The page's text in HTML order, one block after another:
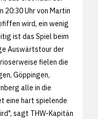
20:30 Uhr von Martin
wird, ein wenig
ist das Spiel beim
Auswärtstour der
fielen die
Göppingen,
alle in die
eine hart spielende
sagt THW-Kapitän